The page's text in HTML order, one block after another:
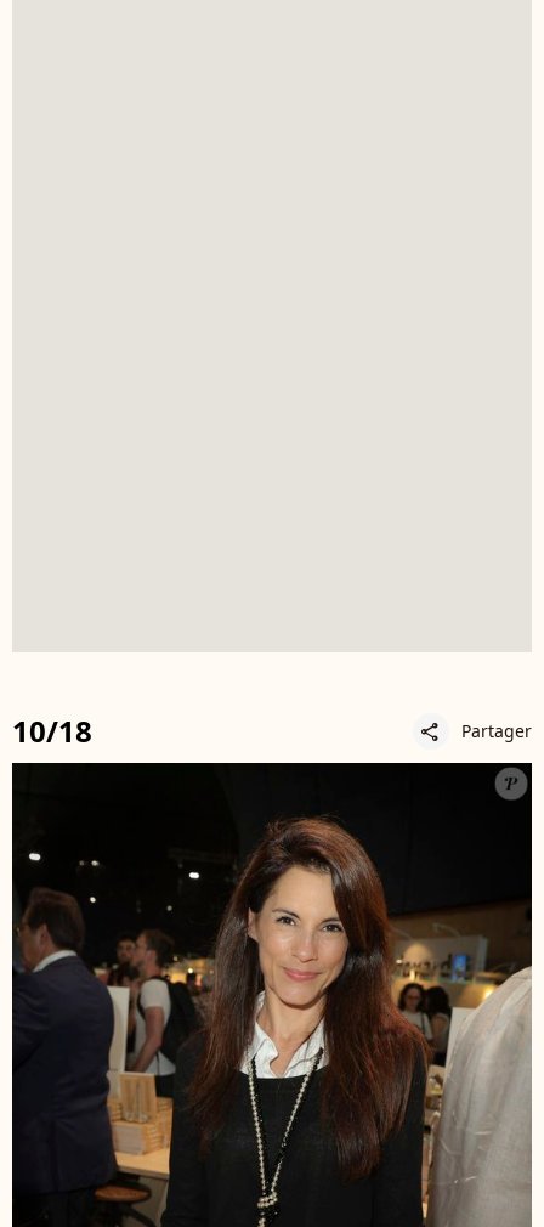
10/18 share Partager